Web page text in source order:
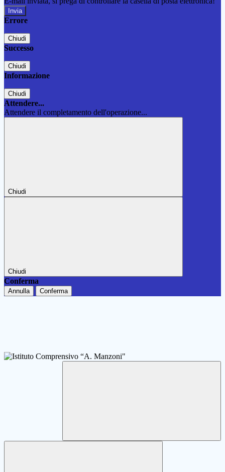
Errore
Chiudi
Successo
Chiudi
Informazione
Chiudi
Attendere...
Attendere il completamento dell'operazione...
Chiudi
Chiudi
Conferma
Annulla Conferma